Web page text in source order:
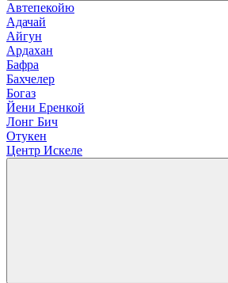
Автепекойю
Адачай
Айгун
Ардахан
Бафра
Бахчелер
Богаз
Йени Еренкой
Лонг Бич
Отукен
Центр Искеле